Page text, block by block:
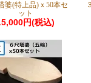
婆(特上品)ｘ50本セ
ット
円(税込)